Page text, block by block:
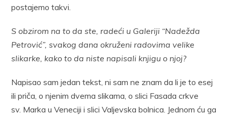
postajemo takvi.
S obzirom na to da ste, radeći u Galeriji “Nadežda
Petrović”, svakog dana okruženi radovima velike
slikarke, kako to da niste napisali knjigu o njoj?
Napisao sam jedan tekst, ni sam ne znam da li je to esej
ili priča, o njenim dvema slikama, o slici Fasada crkve
sv. Marka u Veneciji i slici Valjevska bolnica. Jednom ću ga